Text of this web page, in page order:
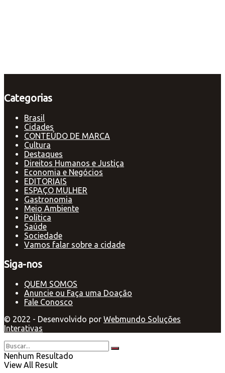
Categorias
Brasil
Cidades
CONTEÚDO DE MARCA
Cultura
Destaques
Direitos Humanos e Justiça
Economia e Negócios
EDITORIAIS
ESPAÇO MULHER
Gastronomia
Meio Ambiente
Política
Saúde
Sociedade
Vamos falar sobre a cidade
Siga-nos
QUEM SOMOS
Anuncie ou Faça uma Doação
Fale Conosco
© 2022 - Desenvolvido por Webmundo Soluções
Interativas
Nenhum Resultado
View All Result